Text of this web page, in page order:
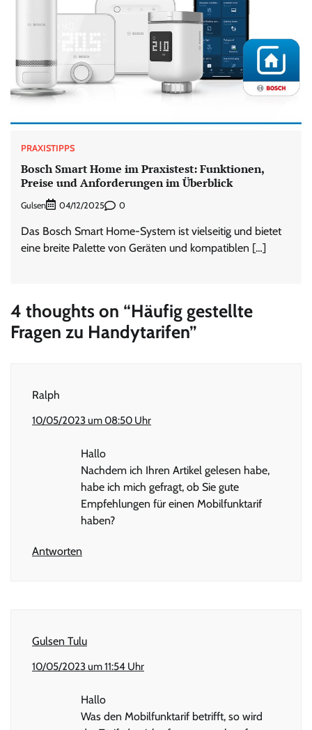
PRAXISTIPPS
Bosch Smart Home im Praxistest: Funktionen,
Preise und Anforderungen im Überblick
Gulsen 04/12/2025 0
Das Bosch Smart Home-System ist vielseitig und bietet
eine breite Palette von Geräten und kompatiblen […]
4 thoughts on “Häufig gestellte
Fragen zu Handytarifen”
Ralph
10/05/2023 um 08:50 Uhr
Hallo
Nachdem ich Ihren Artikel gelesen habe,
habe ich mich gefragt, ob Sie gute
Empfehlungen für einen Mobilfunktarif
haben?
Antworten
Gulsen Tulu
10/05/2023 um 11:54 Uhr
Hallo
Was den Mobilfunktarif betrifft, so wird